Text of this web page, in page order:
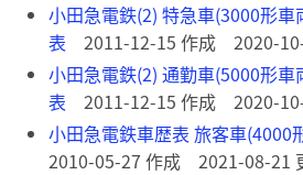
小田急電鉄(2) 特急車(3000形
表 2011-12-15 作成 2020-
小田急電鉄(2) 通勤車(5000形
表 2011-12-15 作成 2020-
小田急電鉄車歴表 旅客車(4000
2010-05-27 作成 2021-08-21